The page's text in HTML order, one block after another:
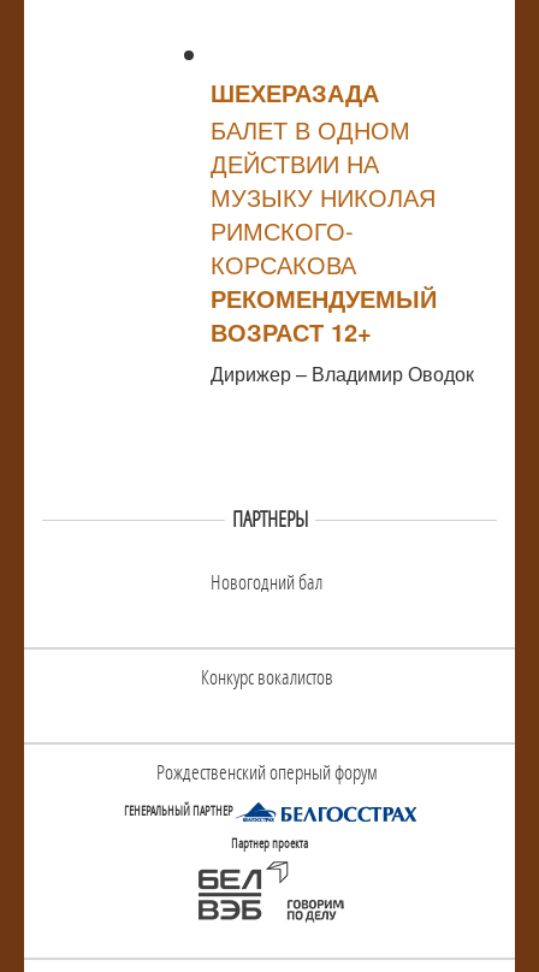
ШЕХЕРАЗАДА
БАЛЕТ В ОДНОМ
ДЕЙСТВИИ НА
МУЗЫКУ НИКОЛАЯ
РИМСКОГО-
КОРСАКОВА
РЕКОМЕНДУЕМЫЙ
ВОЗРАСТ 12+
Дирижер – Владимир Оводок
ПАРТНЕРЫ
Новогодний бал
Конкурс вокалистов
Рождественский оперный форум
ГЕНЕРАЛЬНЫЙ ПАРТНЕР
Партнер проекта